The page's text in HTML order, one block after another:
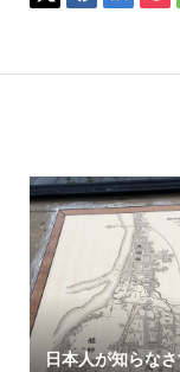
日本人が知らな